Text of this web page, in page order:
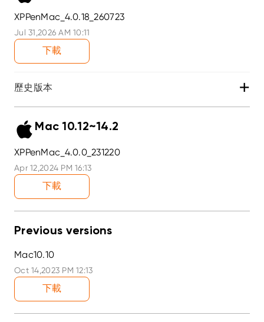
XPPenMac_4.0.18_260723
Jul 31,2026 AM 10:11
下載
歷史版本 +
Mac 10.12~14.2
XPPenMac_4.0.0_231220
Apr 12,2024 PM 16:13
下載
Previous versions
Mac10.10
Oct 14,2023 PM 12:13
下載